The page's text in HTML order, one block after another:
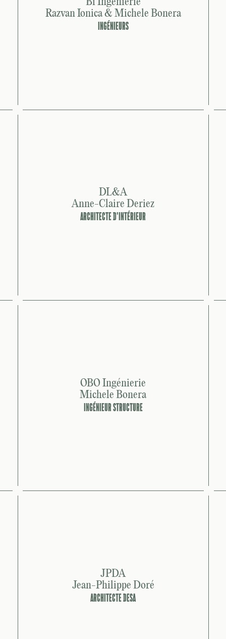
Razvan Ionica & Michele Bonera
INGÉNIEURS
DL&A
Anne-Claire Deriez
ARCHITECTE D'INTÉRIEUR
OBO Ingénierie
Michele Bonera
INGÉNIEUR STRUCTURE
JPDA
Jean-Philippe Doré
ARCHITECTE DESA